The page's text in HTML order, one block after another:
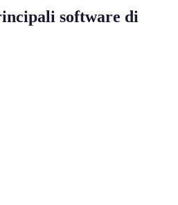
software di